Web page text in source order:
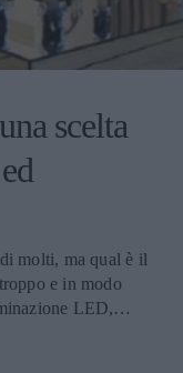
scelta
molti, ma qual è il
e in modo
LED,